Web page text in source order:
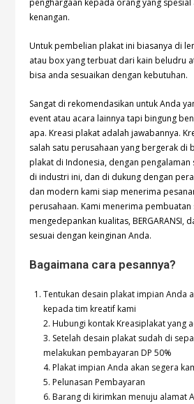
penghargaan kepada orang yang spesial
kenangan.
Untuk pembelian plakat ini biasanya di
atau box yang terbuat dari kain beludru
bisa anda sesuaikan dengan kebutuhan.
Sangat di rekomendasikan untuk Anda
event atau acara lainnya tapi bingung
apa.Kreasi plakat adalah jawabannya.
salah satu perusahaan yang bergerak di
plakat di Indonesia, dengan pengalaman
di industri ini, dan di dukung dengan
dan modern kami siap menerima
perusahaan. Kami menerima
mengedepankan kualitas, BERGARANSI,
sesuai dengan keinginan Anda.
Bagaimana cara pesannya?
Tentukan desain plakat impian Anda
kepada tim kreatif kami
2. Hubungi kontak Kreasiplakat yang
3. Setelah desain plakat sudah di
melakukan pembayaran DP 50%
4. Plakat impian Anda akan segera
5. Pelunasan Pembayaran
6. Barang di kirimkan menuju alamat